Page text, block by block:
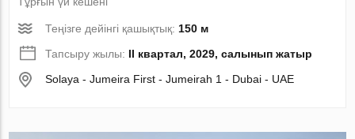
Теңізге дейінгі қашықтық: 150 м
Тапсыру жылы: II квартал, 2029, салынып жатыр
Solaya - Jumeira First - Jumeirah 1 - Dubai - UAE